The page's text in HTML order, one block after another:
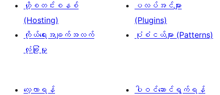
ဟို့စတင်းစနစ်
(Hosting)
ကိုယ်ရေးအချက်အလက်
လုံခြုံမှု
ပလပ်အင်များ
(Plugins)
ပုံစံငယ်များ (Patterns)
လေ့လာရန်
ပါဝင်ဆောင်ရွက်ရန်